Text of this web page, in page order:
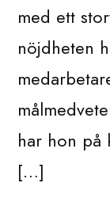
med ett
nöjdheten
har hon på
[…]